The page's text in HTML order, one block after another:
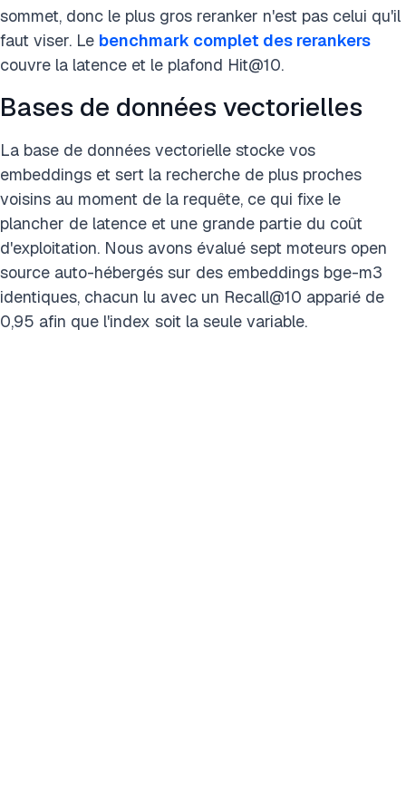
sommet, donc le plus gros reranker n'est pas celui qu'il
faut viser. Le benchmark complet des rerankers
couvre la latence et le plafond Hit@10.
Bases de données vectorielles
La base de données vectorielle stocke vos
embeddings et sert la recherche de plus proches
voisins au moment de la requête, ce qui fixe le
plancher de latence et une grande partie du coût
d'exploitation. Nous avons évalué sept moteurs open
source auto-hébergés sur des embeddings bge-m3
identiques, chacun lu avec un Recall@10 apparié de
0,95 afin que l'index soit la seule variable.